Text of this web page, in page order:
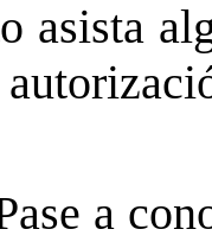
asista
a